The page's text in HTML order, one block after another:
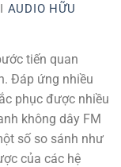
AUDIO HỮU
tiến quan
Đáp ứng nhiều
phục được nhiều
không dây FM
số so sánh như
của các hệ